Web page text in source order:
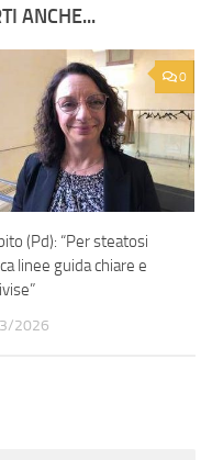
ANCHE...
0
(Pd): “Per steatosi
linee guida chiare e
2026